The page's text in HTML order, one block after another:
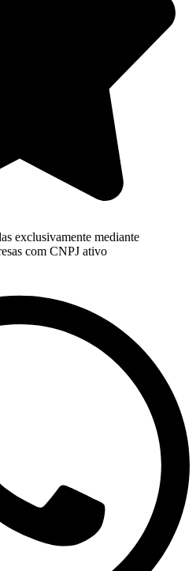
exclusivamente mediante
com CNPJ ativo